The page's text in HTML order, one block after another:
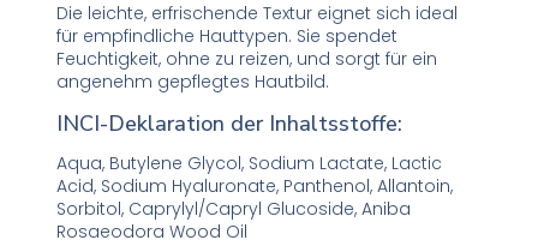
Die leichte, erfrischende Textur eignet sich ideal
für empfindliche Hauttypen. Sie spendet
Feuchtigkeit, ohne zu reizen, und sorgt für ein
angenehm gepflegtes Hautbild.
INCI-Deklaration der Inhaltsstoffe:
Aqua, Butylene Glycol, Sodium Lactate, Lactic
Acid, Sodium Hyaluronate, Panthenol, Allantoin,
Sorbitol, Caprylyl/Capryl Glucoside, Aniba
Rosaeodora Wood Oil